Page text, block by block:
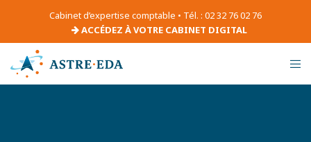
Cabinet d’expertise comptable • Tél. : 02 32 76 02 76
ACCÉDEZ À VOTRE CABINET DIGITAL